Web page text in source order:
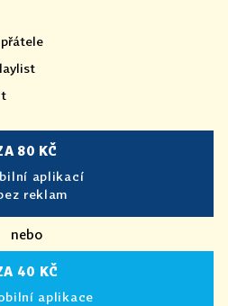
80 KČ
aplikací
reklam
nebo
40 KČ
aplikace